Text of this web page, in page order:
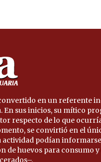
en un referente
sus inicios, su mítico
respecto de lo que
se convirtió en el
actividad podían
de huevos para consumo